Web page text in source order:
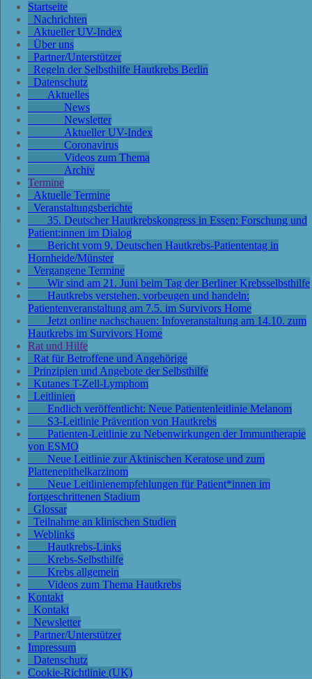
Startseite
Nachrichten
Aktueller UV-Index
Über uns
Partner/Unterstützer
Regeln der Selbsthilfe Hautkrebs Berlin
Datenschutz
Aktuelles
News
Newsletter
Aktueller UV-Index
Coronavirus
Videos zum Thema
Archiv
Termine
Aktuelle Termine
Veranstaltungsberichte
35. Deutscher Hautkrebskongress in Essen: Forschung und
Patient:innen im Dialog
Bericht vom 9. Deutschen Hautkrebs-Patiententag in
Hornheide/Münster
Vergangene Termine
Wir sind am 21. Juni beim Tag der Berliner Krebsselbsthilfe
Hautkrebs verstehen, vorbeugen und handeln:
Patientenveranstaltung am 7.5. im Survivors Home
Jetzt online nachschauen: Infoveranstaltung am 14.10. zum
Hautkrebs im Survivors Home
Rat und Hilfe
Rat für Betroffene und Angehörige
Prinzipien und Angebote der Selbsthilfe
Kutanes T-Zell-Lymphom
Leitlinien
Endlich veröffentlicht: Neue Patientenleitlinie Melanom
S3-Leitlinie Prävention von Hautkrebs
Patienten-Leitlinie zu Nebenwirkungen der Immuntherapie
von ESMO
Neue Leitlinie zur Aktinischen Keratose und zum
Plattenepithelkarzinom
Neue Leitlinienempfehlungen für Patient*innen im
fortgeschrittenen Stadium
Glossar
Teilnahme an klinischen Studien
Weblinks
Hautkrebs-Links
Krebs-Selbsthilfe
Krebs allgemein
Videos zum Thema Hautkrebs
Kontakt
Kontakt
Newsletter
Partner/Unterstützer
Impressum
Datenschutz
Cookie-Richtlinie (UK)